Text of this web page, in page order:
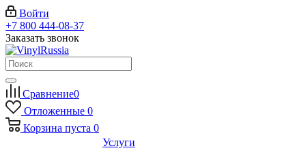
Войти
+7 800 444-08-37
Заказать звонок
Сравнение0
Отложенные 0
Корзина пуста 0
Услуги